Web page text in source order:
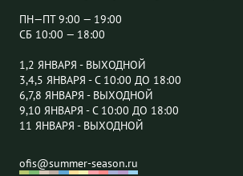
ПН—ПТ 9:00 — 19:00
СБ 10:00 — 18:00
1,2 ЯНВАРЯ - ВЫХОДНОЙ
3,4,5 ЯНВАРЯ - С 10:00 ДО 18:00
6,7,8 ЯНВАРЯ - ВЫХОДНОЙ
9,10 ЯНВАРЯ - С 10:00 ДО 18:00
11 ЯНВАРЯ - ВЫХОДНОЙ
ofis@summer-season.ru